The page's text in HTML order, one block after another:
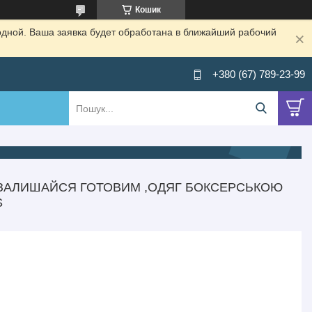
Кошик
Ваша заявка будет обработана в ближайший рабочий
+380 (67) 789-23-99
ГОТОВИМ ,ОДЯГ БОКСЕРСЬКОЮ